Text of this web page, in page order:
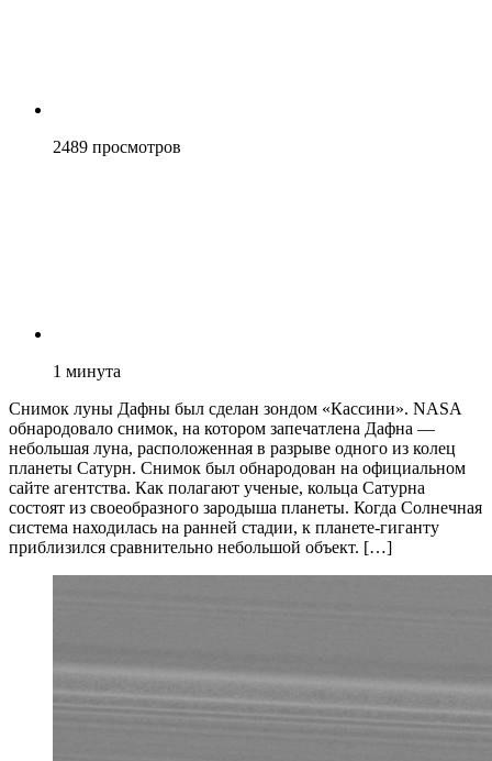
2489 просмотров
1 минута
Снимок луны Дафны был сделан зондом «Кассини». NASA
обнародовало снимок, на котором запечатлена Дафна —
небольшая луна, расположенная в разрыве одного из колец
планеты Сатурн. Снимок был обнародован на официальном
сайте агентства. Как полагают ученые, кольца Сатурна
состоят из своеобразного зародыша планеты. Когда Солнечная
система находилась на ранней стадии, к планете-гиганту
приблизился сравнительно небольшой объект. […]